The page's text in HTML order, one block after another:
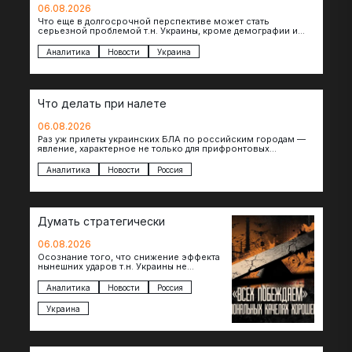
06.08.2026
Что еще в долгосрочной перспективе может стать
серьезной проблемой т.н. Украины, кроме демографии и
которых будет…
Аналитика Новости Украина
Что делать при налете
06.08.2026
Раз уж прилеты украинских БЛА по российским городам —
явление, характерное не только для прифронтовых
Аналитика Новости Россия
Думать стратегически
06.08.2026
Осознание того, что снижение эффекта
нынешних ударов т.н. Украины не
возможностей — повод задаться
вопросом: что делать…
Аналитика Новости Россия
Украина